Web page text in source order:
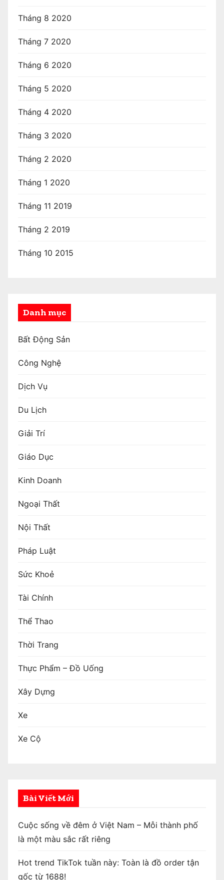
Tháng 8 2020
Tháng 7 2020
Tháng 6 2020
Tháng 5 2020
Tháng 4 2020
Tháng 3 2020
Tháng 2 2020
Tháng 1 2020
Tháng 11 2019
Tháng 2 2019
Tháng 10 2015
Danh mục
Bất Động Sản
Công Nghệ
Dịch Vụ
Du Lịch
Giải Trí
Giáo Dục
Kinh Doanh
Ngoại Thất
Nội Thất
Pháp Luật
Sức Khoẻ
Tài Chính
Thể Thao
Thời Trang
Thực Phẩm – Đồ Uống
Xây Dựng
Xe
Xe Cộ
Bài Viết Mới
Cuộc sống về đêm ở Việt Nam – Mỗi thành phố
là một màu sắc rất riêng
Hot trend TikTok tuần này: Toàn là đồ order tận
gốc từ 1688!